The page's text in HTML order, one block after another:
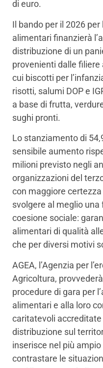
di euro.
Il bando per il 2026
alimentari finanzierà
distribuzione di un
provenienti dalle
cui biscotti per
risotti, salumi DOP e
a base di frutta,
sughi pronti.
Lo stanziamento di
sensibile aumento
milioni previsto negli
organizzazioni del
con maggiore
svolgere al meglio
coesione sociale:
alimentari di qualità
che per diversi motivi
AGEA, l’Agenzia per
Agricoltura,
procedure di gara per
alimentari e alla loro
caritatevoli
distribuzione sul
inserisce nel più
contrastare le